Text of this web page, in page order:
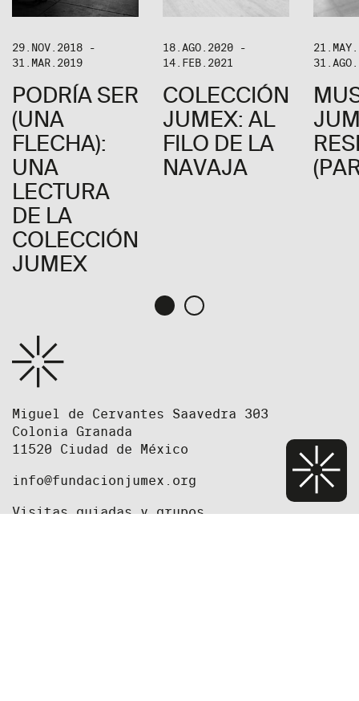
29.NOV.2018 -
31.MAR.2019
PODRÍA SER
(UNA
FLECHA):
UNA
LECTURA
DE LA
COLECCIÓN
JUMEX
18.AGO.2020 -
14.FEB.2021
COLECCIÓN
JUMEX: AL
FILO DE LA
NAVAJA
Miguel de Cervantes Saavedra 303
Colonia Granada
11520 Ciudad de México
info@fundacionjumex.org
Visitas guiadas y grupos